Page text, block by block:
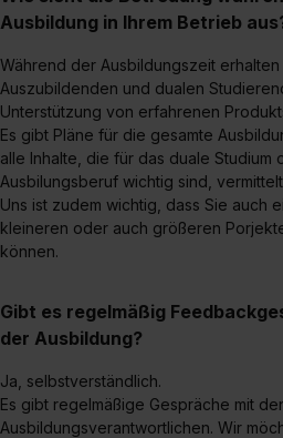
bestimmte Verwendungszwecke
Auswahl über die Checkboxen
erlauben“. Die Einwilligung zur
der Kategorien „Präferenzen“,
Media und Marketing“ umfasst
zur Übermittlung deiner Daten in
S. 1 lit. a) DS-GVO). Die USA
angemessenes
II). Du kannst die von dir erteilte
Einstellungen“ widerrufen.
einzelnen Cookies findest du
zeigen“. Weitere Informationen:
Impressum.
Ausbildung in Ihrem Betrieb
Während der Ausbildungszeit erhalten
Auszubildenden und dualen
Unterstützung von erfahrenen
Es gibt Pläne für die gesamte
alle Inhalte, die für das duale Studium
Ausbilungsberuf wichtig sind,
Uns ist zudem wichtig, dass Sie auch
kleineren oder auch größeren
können.
Gibt es regelmäßig
der Ausbildung?
Ja, selbstverständlich.
Es gibt regelmäßige Gespräche mit
Ausbildungsverantwortlichen. Wir